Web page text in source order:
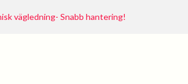
vägledning- Snabb hantering!